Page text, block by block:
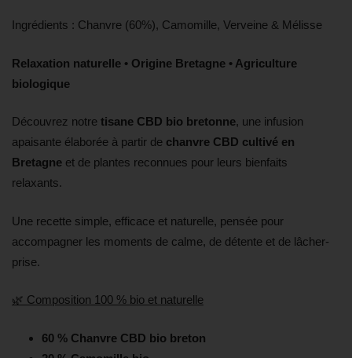
Ingrédients : Chanvre (60%), Camomille, Verveine & Mélisse
Relaxation naturelle • Origine Bretagne • Agriculture
biologique
Découvrez notre tisane CBD bio bretonne, une infusion
apaisante élaborée à partir de chanvre CBD cultivé en
Bretagne et de plantes reconnues pour leurs bienfaits
relaxants.
Une recette simple, efficace et naturelle, pensée pour
accompagner les moments de calme, de détente et de lâcher-
prise.
🌿 Composition 100 % bio et naturelle
60 % Chanvre CBD bio breton